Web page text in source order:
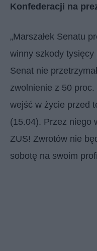
Konfederacji na
„Marszałek Senatu
winny szkody
Senat nie
zwolnienie z 50 proc.
wejść w życie przed
(15.04). Przez niego
ZUS! Zwrotów nie
sobotę na swoim